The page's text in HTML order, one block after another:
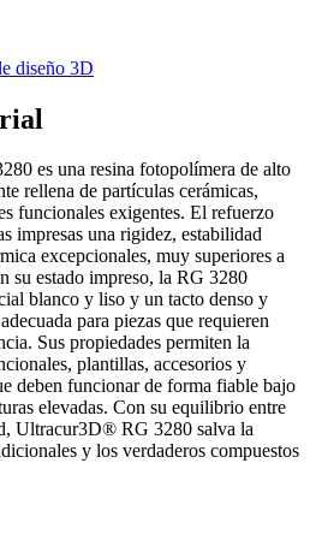
diseño 3D
es una resina fotopolímera de alto
rellena de partículas cerámicas,
funcionales exigentes. El refuerzo
impresas una rigidez, estabilidad
excepcionales, muy superiores a
su estado impreso, la RG 3280
blanco y liso y un tacto denso y
para piezas que requieren
Sus propiedades permiten la
plantillas, accesorios y
deben funcionar de forma fiable bajo
elevadas. Con su equilibrio entre
Ultracur3D® RG 3280 salva la
y los verdaderos compuestos